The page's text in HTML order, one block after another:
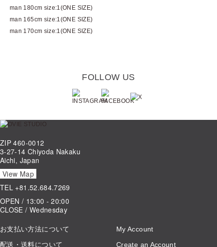
man 180cm size:1(ONE SIZE)
man 165cm size:1(ONE SIZE)
man 170cm size:1(ONE SIZE)
FOLLOW US
ZIP 460-0012
3-27-14 Chiyoda Nakaku
Aichi, Japan
View Map
TEL +81.52.684.7269
OPEN / 13:00 - 20:00
CLOSE / Wednesday
お支払い方法について
配送・送料について
My Account
Create an Account